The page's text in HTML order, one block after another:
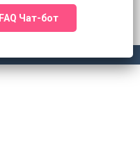
FAQ Чат-бот